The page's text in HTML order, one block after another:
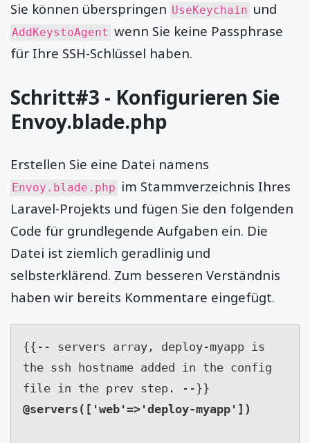
Sie können überspringen UseKeychain und
AddKeystoAgent wenn Sie keine Passphrase
für Ihre SSH-Schlüssel haben.
Schritt#3 - Konfigurieren Sie
Envoy.blade.php
Erstellen Sie eine Datei namens
Envoy.blade.php im Stammverzeichnis Ihres
Laravel-Projekts und fügen Sie den folgenden
Code für grundlegende Aufgaben ein. Die
Datei ist ziemlich geradlinig und
selbsterklärend. Zum besseren Verständnis
haben wir bereits Kommentare eingefügt.
{{-- servers array, deploy-myapp is
the ssh hostname added in the config